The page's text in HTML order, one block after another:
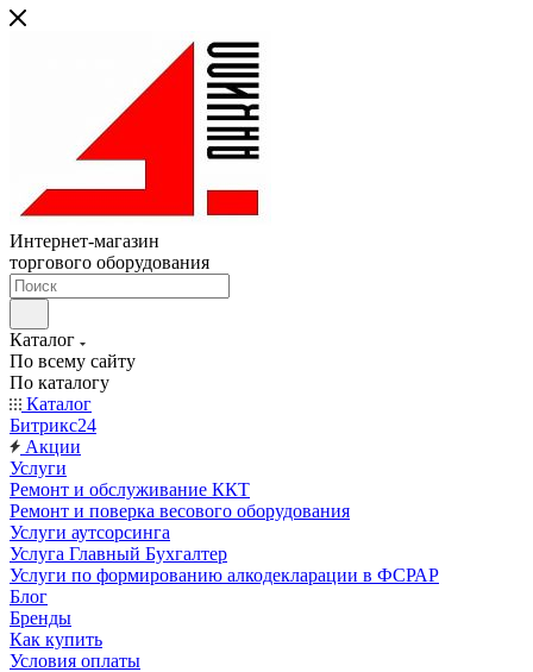
Интернет-магазин
торгового оборудования
Каталог
По всему сайту
По каталогу
Каталог
Битрикс24
Акции
Услуги
Ремонт и обслуживание ККТ
Ремонт и поверка весового оборудования
Услуги аутсорсинга
Услуга Главный Бухгалтер
Услуги по формированию алкодекларации в ФСРАР
Блог
Бренды
Как купить
Условия оплаты